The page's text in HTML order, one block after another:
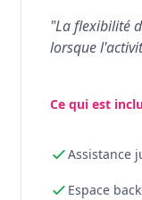
"La flexibilité
lorsque
Ce qui est
Assistance
Espace